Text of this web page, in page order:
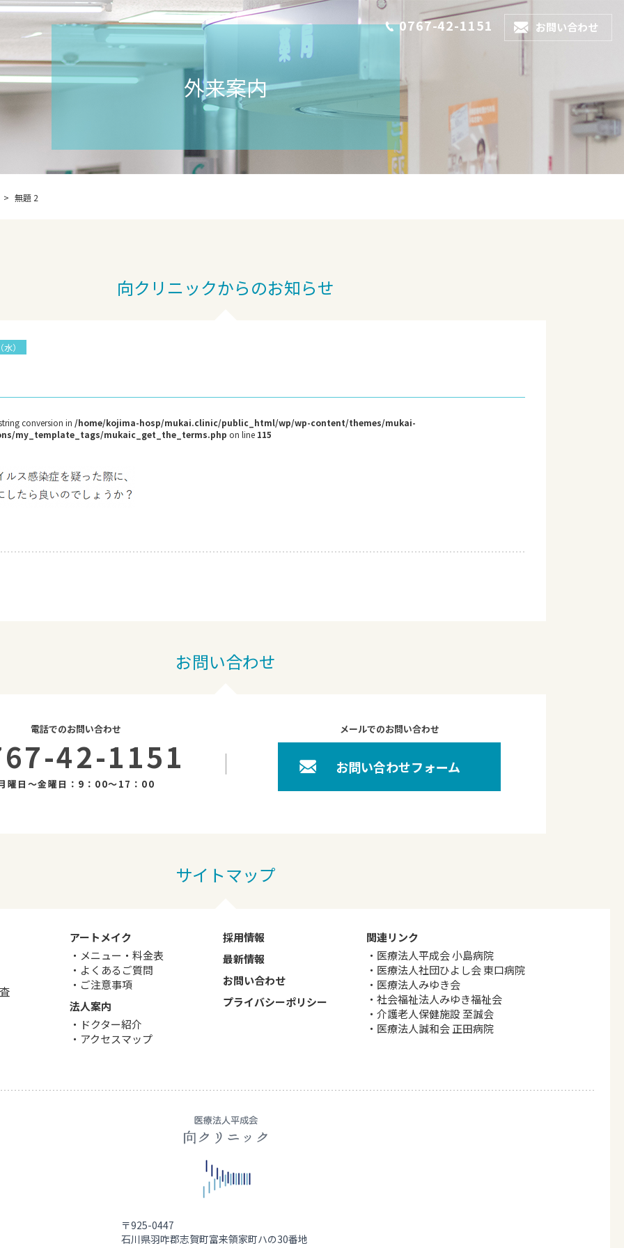
外来案内
無題 2
向クリニックからのお知らせ
）
conversion in /home/kojima-hosp/mukai.clinic/public_html/wp/wp-content/themes/mukai-
my_template_tags/mukaic_get_the_terms.php on line 115
お問い合わせ
電話でのお問い合わせ
42-1151
曜日～金曜日：9：00～17：00
メールでのお問い合わせ
お問い合わせフォーム
アートメイク
メニュー・料金表
よくあるご質問
ご注意事項
法人案内
ドクター紹介
アクセスマップ
採用情報
最新情報
お問い合わせ
プライバシーポリシー
関連リンク
医療法人平成会 小島病院
医療法人社団ひよし会 東口病院
医療法人みゆき会
社会福祉法人みゆき福祉会
介護老人保健施設 至誠会
医療法人誠和会 正田病院
〒925-0447
石川県羽咋郡志賀町富来領家町ハの30番地
0767-42-1151 お問い合わせ